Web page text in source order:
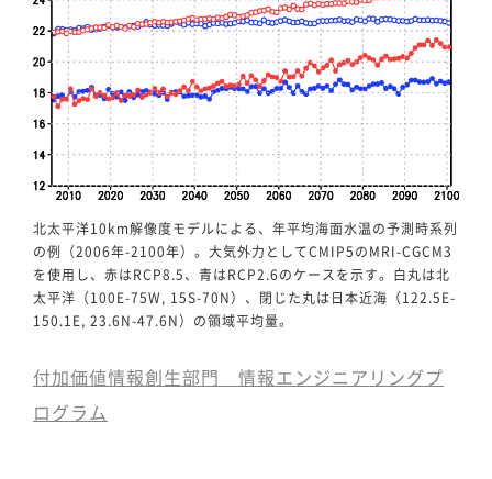
北太平洋10km解像度モデルによる、年平均海面水温の予測時系列
の例（2006年-2100年）。大気外力としてCMIP5のMRI-CGCM3
を使用し、赤はRCP8.5、青はRCP2.6のケースを示す。白丸は北
太平洋（100E-75W, 15S-70N）、閉じた丸は日本近海（122.5E-
150.1E, 23.6N-47.6N）の領域平均量。
付加価値情報創生部門 情報エンジニアリングプ
ログラム